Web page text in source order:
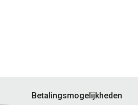
Betalingsmogelijkheden